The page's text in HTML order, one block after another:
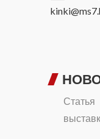
Статья